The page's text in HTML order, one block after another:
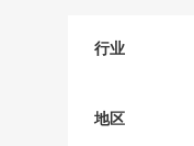
行业
地区